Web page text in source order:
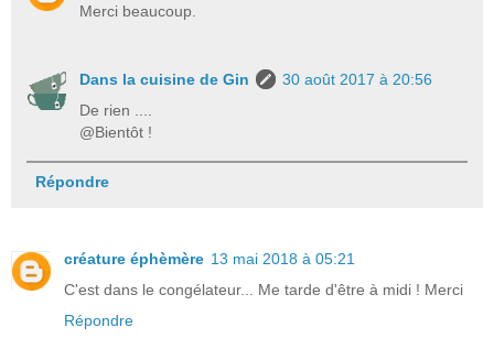
Merci beaucoup.
Dans la cuisine de Gin
30 août 2017 à 20:56
De rien ....
@Bientôt !
Répondre
créature éphèmère 13 mai 2018 à 05:21
C'est dans le congélateur... Me tarde d'être à midi ! Merci
Répondre